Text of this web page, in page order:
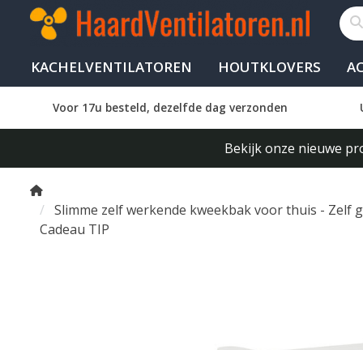
KACHELVENTILATOREN HOUTKLOVERS
Voor 17u besteld, dezelfde dag verzonden
Bekijk onze nieuwe
Slimme zelf werkende kweekbak voor thuis -
Cadeau TIP